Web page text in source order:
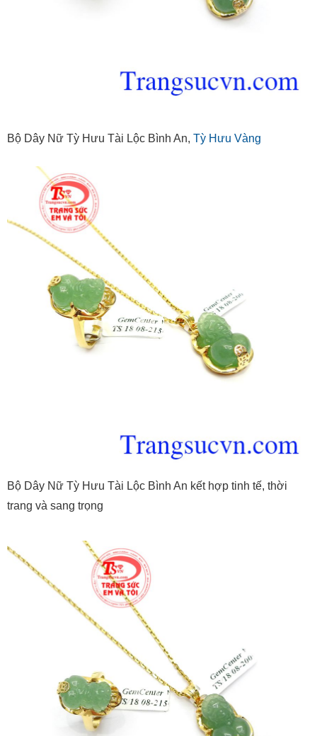
Bộ Dây Nữ Tỳ Hưu Tài Lộc Bình An, Tỳ Hưu Vàng
Bộ Dây Nữ Tỳ Hưu Tài Lộc Bình An kết hợp tinh tế, thời
trang và sang trọng